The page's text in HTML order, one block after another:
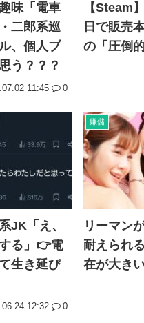
味「電車
二郎系巡
、個人ブ
う？？？
11:45 0
【Steam
日で販売
の「圧倒
JK「え、
る」👉電
生き延び
12:32 0
嫌儲
リーマン
耐えられ
在が大き